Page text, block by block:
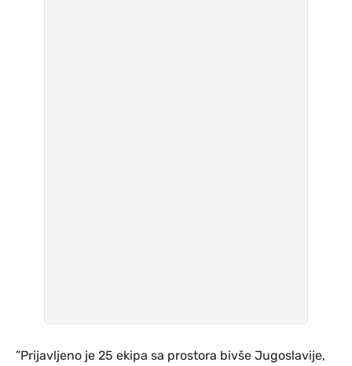
”Prijavljeno je 25 ekipa sa prostora bivše Jugoslavije,